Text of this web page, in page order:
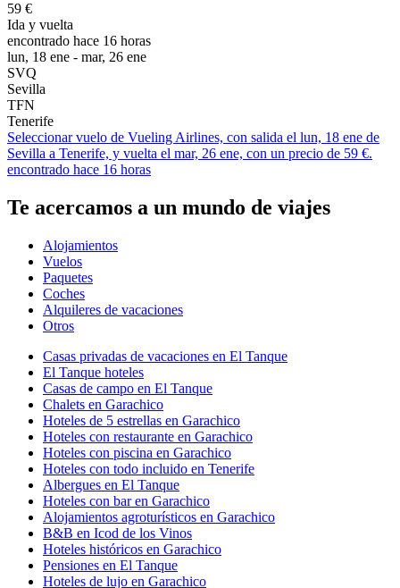
59 €
Ida y vuelta
encontrado hace 16 horas
lun, 18 ene - mar, 26 ene
SVQ
Sevilla
TFN
Tenerife
Seleccionar vuelo de Vueling Airlines, con salida el lun, 18 ene de
Sevilla a Tenerife, y vuelta el mar, 26 ene, con un precio de 59 €.
encontrado hace 16 horas
Te acercamos a un mundo de viajes
Alojamientos
Vuelos
Paquetes
Coches
Alquileres de vacaciones
Otros
Casas privadas de vacaciones en El Tanque
El Tanque hoteles
Casas de campo en El Tanque
Chalets en Garachico
Hoteles de 5 estrellas en Garachico
Hoteles con restaurante en Garachico
Hoteles con piscina en Garachico
Hoteles con todo incluido en Tenerife
Albergues en El Tanque
Hoteles con bar en Garachico
Alojamientos agroturísticos en Garachico
B&B en Icod de los Vinos
Hoteles históricos en Garachico
Pensiones en El Tanque
Hoteles de lujo en Garachico